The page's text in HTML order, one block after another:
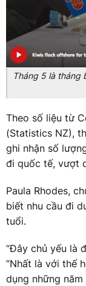
Tháng 5 là tháng
Theo số liệu từ
(Statistics NZ),
ghi nhận số
đi quốc tế, vượt
Paula Rhodes,
biết nhu cầu đi
tuổi.
“Đây chủ yếu là
“Nhất là với thế
dụng những